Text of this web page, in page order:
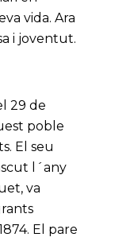
vida. Ara
i joventut.
29 de
poble
El seu
l´any
va
El pare